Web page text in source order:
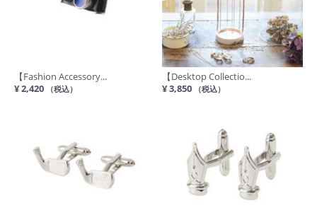
【Fashion Accessory...
¥ 2,420
（税込）
【Desktop Collectio...
¥ 3,850
（税込）